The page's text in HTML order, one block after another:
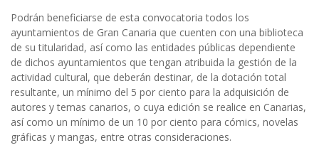
Podrán beneficiarse de esta convocatoria todos los
ayuntamientos de Gran Canaria que cuenten con una biblioteca
de su titularidad, así como las entidades públicas dependiente
de dichos ayuntamientos que tengan atribuida la gestión de la
actividad cultural, que deberán destinar, de la dotación total
resultante, un mínimo del 5 por ciento para la adquisición de
autores y temas canarios, o cuya edición se realice en Canarias,
así como un mínimo de un 10 por ciento para cómics, novelas
gráficas y mangas, entre otras consideraciones.